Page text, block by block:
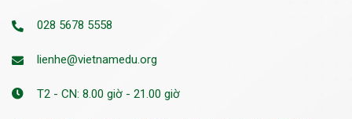
028 5678 5558
lienhe@vietnamedu.org
T2 - CN: 8.00 giờ - 21.00 giờ